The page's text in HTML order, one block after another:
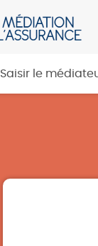
Saisir le